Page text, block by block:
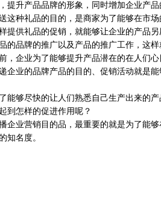
提升产品品牌的形象，同时增加企业产
这种礼品的目的，是商家为了能够在市
提供礼品的促销，就能够让企业的产品另
的品牌的推广以及产品的推广工作，这
，企业为了能够提升产品潜在的在人们
企业的品牌产品的目的、促销活动就是
能够尽快的让人们熟悉自己生产出来的
到怎样的促进作用呢？
企业营销目的品，最重要的就是为了能
知名度。